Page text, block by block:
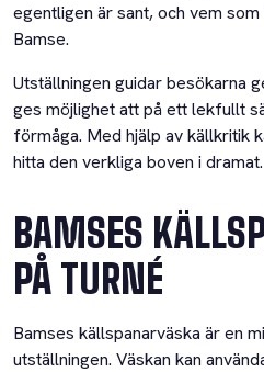
egentligen är sant, och vem
Bamse.
Utställningen guidar besökarna
ges möjlighet att på ett lekfullt
förmåga. Med hjälp av källkritik
hitta den verkliga boven i dramat.
BAMSES
PÅ TURNÉ
Bamses källspanarväska är en
utställningen. Väskan kan